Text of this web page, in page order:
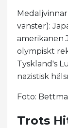
vänster):
amerikanen
olympiskt
Tyskland's
nazistisk
Foto:
Trots